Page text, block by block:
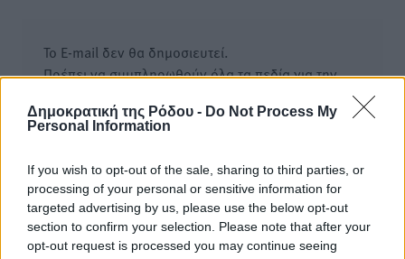
Δημοκρατική της Ρόδου - Do Not Process My
Personal Information
If you wish to opt-out of the sale, sharing to third parties, or
processing of your personal or sensitive information for
targeted advertising by us, please use the below opt-out
section to confirm your selection. Please note that after your
opt-out request is processed you may continue seeing
Το E-mail δεν θα δημοσιευτεί.
Πρέπει να συμπληρωθούν όλα τα πεδία για την
Φύλαξε τα στοιχεία μου για την επόμενη φορά.